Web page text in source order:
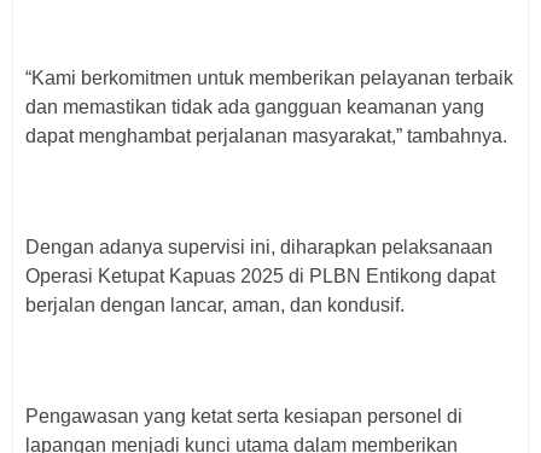
“Kami berkomitmen untuk memberikan pelayanan terbaik
dan memastikan tidak ada gangguan keamanan yang
dapat menghambat perjalanan masyarakat,” tambahnya.
Dengan adanya supervisi ini, diharapkan pelaksanaan
Operasi Ketupat Kapuas 2025 di PLBN Entikong dapat
berjalan dengan lancar, aman, dan kondusif.
Pengawasan yang ketat serta kesiapan personel di
lapangan menjadi kunci utama dalam memberikan